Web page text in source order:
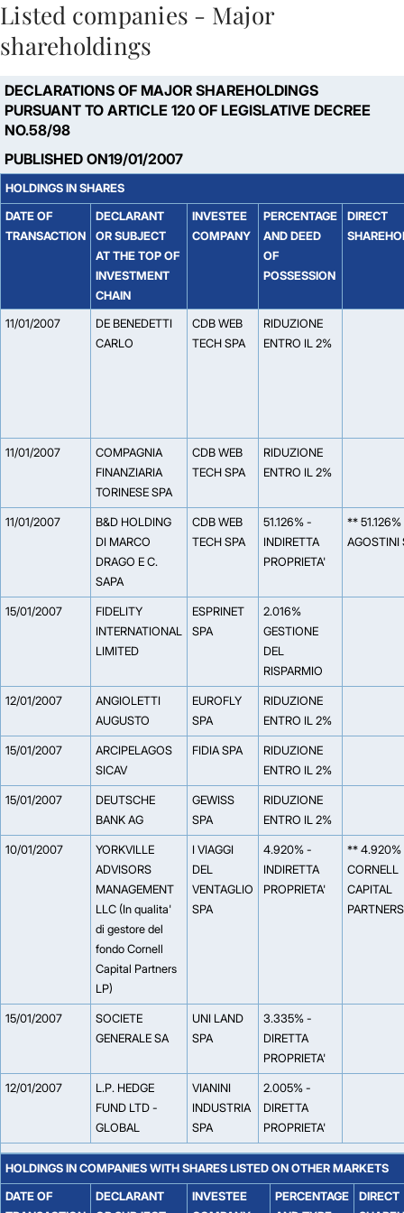
Skip to Main Content
Listed companies - Major
shareholdings
DECLARATIONS OF MAJOR SHAREHOLDINGS
PURSUANT TO ARTICLE 120 OF LEGISLATIVE DECREE
NO.58/98
PUBLISHED ON19/01/2007
HOLDINGS IN SHARES
DATE OF
TRANSACTION
DECLARANT
OR SUBJECT
AT THE TOP OF
INVESTMENT
CHAIN
INVESTEE
COMPANY
PERCENTAGE
AND DEED
OF
POSSESSION
DIRECT
11/01/2007
DE BENEDETTI
CARLO
CDB WEB
TECH SPA
RIDUZIONE
ENTRO IL 2%
11/01/2007
COMPAGNIA
FINANZIARIA
TORINESE SPA
CDB WEB
TECH SPA
RIDUZIONE
ENTRO IL 2%
11/01/2007
B&D HOLDING
DI MARCO
DRAGO E C.
SAPA
CDB WEB
TECH SPA
51.126% -
INDIRETTA
PROPRIETA'
** 51.126%
AGOSTINI
15/01/2007
FIDELITY
INTERNATIONAL
LIMITED
ESPRINET
SPA
2.016%
GESTIONE
DEL
RISPARMIO
12/01/2007
ANGIOLETTI
AUGUSTO
EUROFLY
SPA
RIDUZIONE
ENTRO IL 2%
15/01/2007
ARCIPELAGOS
SICAV
FIDIA SPA
RIDUZIONE
ENTRO IL 2%
15/01/2007
DEUTSCHE
BANK AG
GEWISS
SPA
RIDUZIONE
ENTRO IL 2%
10/01/2007
YORKVILLE
ADVISORS
MANAGEMENT
LLC (In qualita'
di gestore del
fondo Cornell
Capital Partners
LP)
I VIAGGI
DEL
VENTAGLIO
SPA
4.920% -
INDIRETTA
PROPRIETA'
** 4.920%
CORNELL
CAPITAL
15/01/2007
SOCIETE
GENERALE SA
UNI LAND
SPA
3.335% -
DIRETTA
PROPRIETA'
12/01/2007
L.P. HEDGE
FUND LTD -
GLOBAL
VIANINI
INDUSTRIA
SPA
2.005% -
DIRETTA
PROPRIETA'
HOLDINGS IN COMPANIES WITH SHARES LISTED ON OTHER MARKETS
DATE OF
DECLARANT
INVESTEE
PERCENTAGE
DIRECT